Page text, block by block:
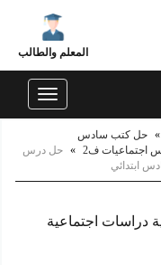
المعلم والطالب
Toggle
» حل كتب سادس
اجتماعيات ف2 » حل درس
ابتدائي
دراسات اجتماعية